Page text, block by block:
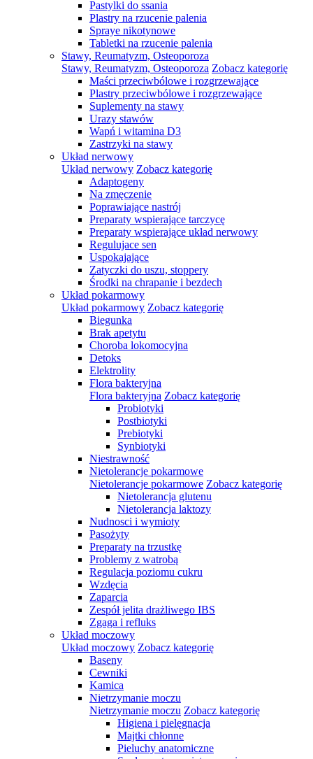
Pastylki do ssania
Plastry na rzucenie palenia
Spraye nikotynowe
Tabletki na rzucenie palenia
Stawy, Reumatyzm, Osteoporoza
Stawy, Reumatyzm, Osteoporoza Zobacz kategorię
Maści przeciwbólowe i rozgrzewające
Plastry przeciwbólowe i rozgrzewające
Suplementy na stawy
Urazy stawów
Wapń i witamina D3
Zastrzyki na stawy
Układ nerwowy
Układ nerwowy Zobacz kategorię
Adaptogeny
Na zmęczenie
Poprawiające nastrój
Preparaty wspierające tarczycę
Preparaty wspierające układ nerwowy
Regulujace sen
Uspokajające
Zatyczki do uszu, stoppery
Środki na chrapanie i bezdech
Układ pokarmowy
Układ pokarmowy Zobacz kategorię
Biegunka
Brak apetytu
Choroba lokomocyjna
Detoks
Elektrolity
Flora bakteryjna
Flora bakteryjna Zobacz kategorię
Probiotyki
Postbiotyki
Prebiotyki
Synbiotyki
Niestrawność
Nietolerancje pokarmowe
Nietolerancje pokarmowe Zobacz kategorię
Nietolerancja glutenu
Nietolerancja laktozy
Nudnosci i wymioty
Pasożyty
Preparaty na trzustkę
Problemy z watrobą
Regulacja poziomu cukru
Wzdęcia
Zaparcia
Zespół jelita drażliwego IBS
Zgaga i refluks
Układ moczowy
Układ moczowy Zobacz kategorię
Baseny
Cewniki
Kamica
Nietrzymanie moczu
Nietrzymanie moczu Zobacz kategorię
Higiena i pielęgnacja
Majtki chłonne
Pieluchy anatomiczne